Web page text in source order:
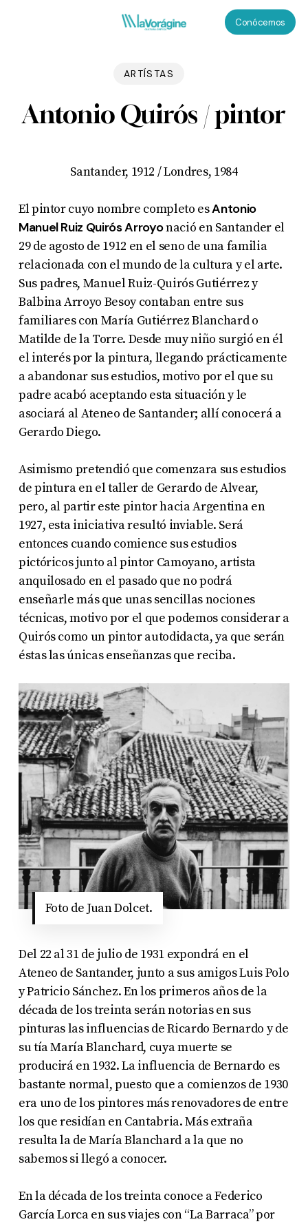
Conócemos
ARTÍSTAS
Antonio Quirós / pintor
Santander, 1912 / Londres, 1984
El pintor cuyo nombre completo esAntonio
Manuel Ruiz Quirós Arroyonació en Santander el
29 de agosto de 1912 en el seno de una familia
relacionada con el mundo de la cultura y el arte.
Sus padres, Manuel Ruiz-Quirós Gutiérrez y
Balbina Arroyo Besoy contaban entre sus
familiares con María Gutiérrez Blanchard o
Matilde de la Torre. Desde muy niño surgió en él
el interés por la pintura, llegando prácticamente
a abandonar sus estudios, motivo por el que su
padre acabó aceptando esta situación y le
asociará al Ateneo de Santander; allí conocerá a
Gerardo Diego.
Asimismo pretendió que comenzara sus estudios
de pintura en el taller de Gerardo de Alvear,
pero, al partir este pintor hacia Argentina en
1927, esta iniciativa resultó inviable. Será
entonces cuando comience sus estudios
pictóricos junto al pintor Camoyano, artista
anquilosado en el pasado que no podrá
enseñarle más que unas sencillas nociones
técnicas, motivo por el que podemos considerar a
Quirós como un pintor autodidacta, ya que serán
éstas las únicas enseñanzas que reciba.
Foto de Juan Dolcet.
Del 22 al 31 de julio de 1931 expondrá en el
Ateneo de Santander, junto a sus amigos Luis Polo
y Patricio Sánchez. En los primeros años de la
década de los treinta serán notorias en sus
pinturas las influencias de Ricardo Bernardo y de
su tía María Blanchard, cuya muerte se
producirá en 1932. La influencia de Bernardo es
bastante normal, puesto que a comienzos de 1930
era uno de los pintores más renovadores de entre
los que residían en Cantabria. Más extraña
resulta la de María Blanchard a la que no
sabemos si llegó a conocer.
En la década de los treinta conoce a Federico
García Lorca en sus viajes con “La Barraca” por